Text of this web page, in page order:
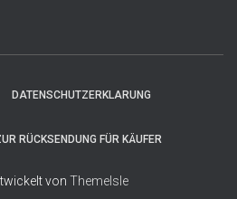
DATENSCHUTZERKLARUNG
RÜCKSENDUNG FÜR KÄUFER
von ThemeIsle